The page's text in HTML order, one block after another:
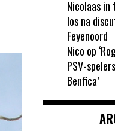
Nicolaas in
los na
Feyenoord
Nico op
PSV-
Benfica’